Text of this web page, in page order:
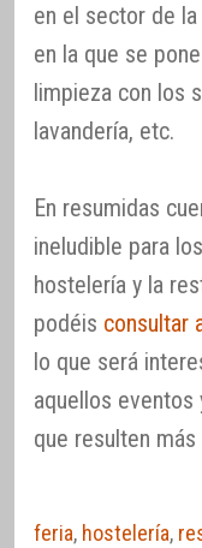
en el sector de
en la que se
limpieza con los
lavandería, etc.
En resumidas
ineludible para
hostelería y la
podéis consultar
lo que será
aquellos
que resulten
feria, hostelería,